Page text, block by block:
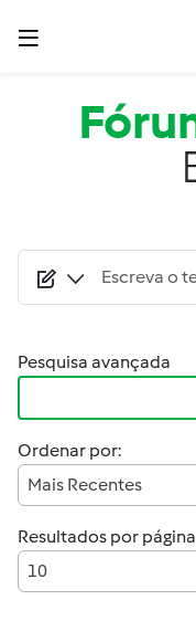
Passar para o conteúdo
Pesquisa avançada
Ordenar por:
Mais Recentes
Resultados por
10